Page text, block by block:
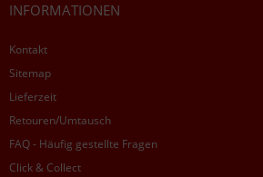
INFORMATIONEN
Kontakt
Sitemap
Lieferzeit
Retouren/Umtausch
FAQ - Häufig gestellte Fragen
Click & Collect